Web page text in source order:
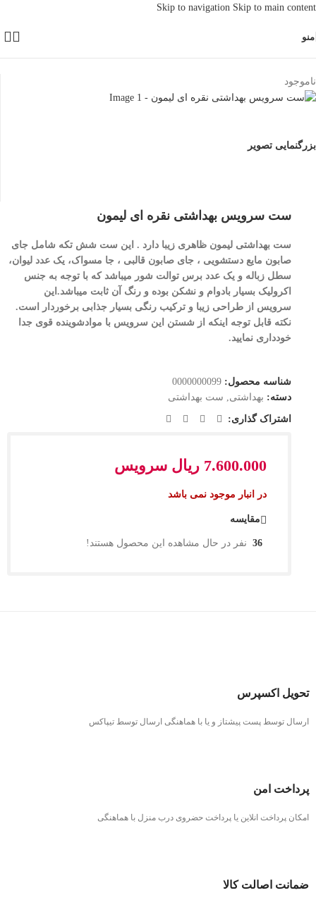
Skip to navigation Skip to main content
منو
ناموجود
بزرگنمایی تصویر
ست سرویس بهداشتی نقره ای لیمون
ست بهداشتی لیمون ظاهری زیبا دارد . این ست شش تکه شامل جای
صابون مایع دستشویی ، جای صابون قالبی ، جا مسواک، یک عدد لیوان،
سطل زباله و یک عدد برس توالت شور میباشد که با توجه به جنس
اکرولیک بسیار بادوام و نشکن بوده و رنگ آن ثابت میباشد.این
سرویس از طراحی زیبا و ترکیب رنگی بسیار جذابی برخوردار است.
نکته قابل توجه اینکه از شستن این سرویس با موادشوینده قوی جدا
خودداری نمایید.
شناسه محصول: 0000000099
دسته: بهداشتی ست بهداشتی
اشتراک گذاری:
7.600.000 ریال سرویس
در انبار موجود نمی باشد
مقایسه
36 نفر در حال مشاهده این محصول هستند!
تحویل اکسپرس
ارسال توسط پست پیشتاز و یا با هماهنگی ارسال توسط تیپاکس
پرداخت امن
امکان پرداخت انلاین یا پرداخت حضروی درب منزل با هماهنگی
ضمانت اصالت کالا